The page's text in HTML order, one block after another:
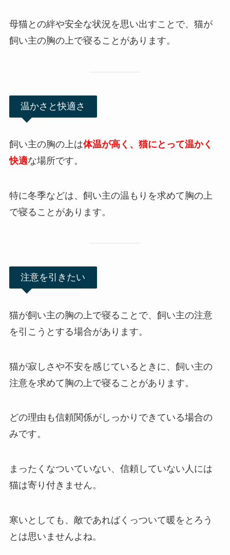
母猫との絆や安全な状況を思い出すことで、猫が
飼い主の胸の上で寝ることがあります。
温かさと快適さ
飼い主の胸の上は体温が高く、猫にとって温かく
快適な場所です。
特に冬季などは、飼い主の温もりを求めて胸の上
で寝ることがあります。
注意を引きたい
猫が飼い主の胸の上で寝ることで、飼い主の注意
を引こうとする場合があります。
猫が寂しさや不安を感じているときに、飼い主の
注意を求めて胸の上で寝ることがあります。
どの理由も信頼関係がしっかりできている場合の
みです。
まったくなついていない、信頼していない人には
猫は寄り付きません。
寒いとしても、敵であればくっついて暖をとろう
とは思いませんよね。